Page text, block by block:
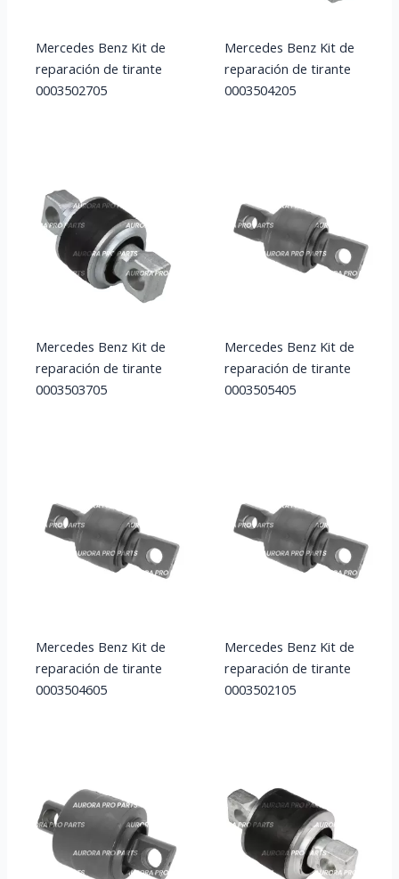
Mercedes Benz Kit de
reparación de tirante
0003502705
Mercedes Benz Kit de
reparación de tirante
0003504205
Mercedes Benz Kit de
reparación de tirante
0003503705
Mercedes Benz Kit de
reparación de tirante
0003505405
Mercedes Benz Kit de
reparación de tirante
0003504605
Mercedes Benz Kit de
reparación de tirante
0003502105